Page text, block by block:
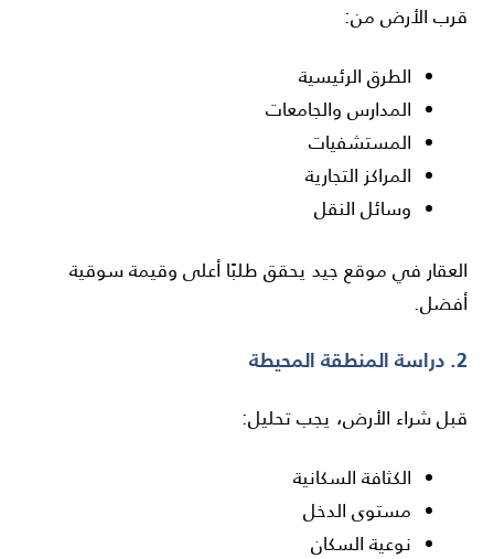
قرب الأرض من:
الطرق الرئيسية
المدارس والجامعات
المستشفيات
المراكز التجارية
وسائل النقل
العقار في موقع جيد يحقق طلبًا أعلى وقيمة سوقية
أفضل.
2. دراسة المنطقة المحيطة
قبل شراء الأرض، يجب تحليل:
الكثافة السكانية
مستوى الدخل
نوعية السكان